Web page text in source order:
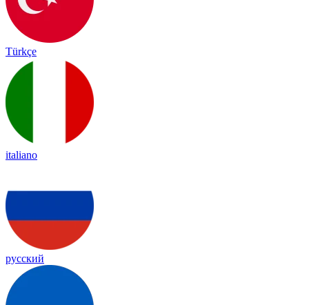
Türkçe
italiano
русский